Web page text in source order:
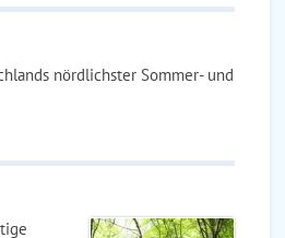
nördlichster Sommer- und